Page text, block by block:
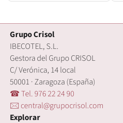
Grupo Crisol
IBECOTEL, S.L.
Gestora del Grupo CRISOL
C/ Verónica, 14 local
50001 · Zaragoza (España)
☎ Tel. 976 22 24 90
🖂 central@grupocrisol.com
Explorar